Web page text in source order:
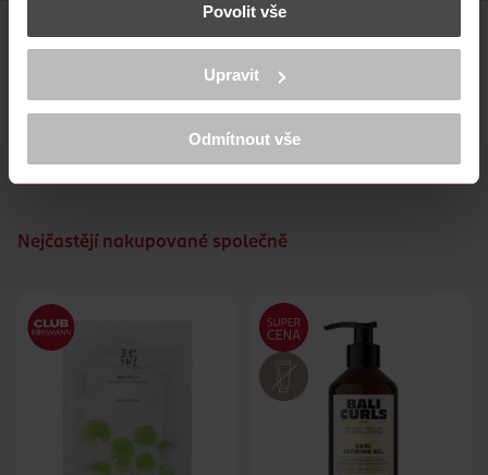
části s podrobnostmi . Svůj souhlas můžete kdykoliv
K provozu stránek, personalizaci obsahu a reklam, funkcí sociálních
médií, analýze návštěvnosti, které mohou nést osobní údaje.
Více najdete vprohlášení o ochraně osobních údajů.
Děkujeme za pochopení. >více o cookies<
Povolit vše
Upravit
Odmítnout vše
pohodlná výška kalhotek
žádné nepříjemné boční švy
Nejčastějí nakupované společně